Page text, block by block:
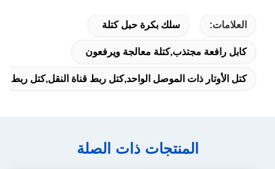
العلامات: سلك بكرة حبل كتلة
كابل رافعة مجتذب,كتلة معالجة ويرفعون
كتل الأوتار ذات الموصل الواحد,كتل ربط قناة النقل,كتل
المنتجات ذات الصلة